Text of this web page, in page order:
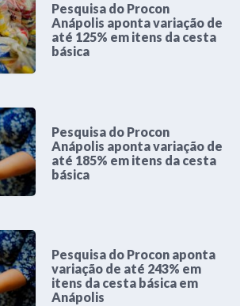
Pesquisa do Procon
Anápolis aponta variação de
até 125% em itens da cesta
básica
Pesquisa do Procon
Anápolis aponta variação de
até 185% em itens da cesta
básica
Pesquisa do Procon aponta
variação de até 243% em
itens da cesta básica em
Anápolis